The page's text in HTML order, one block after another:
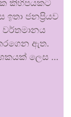
කිහිපයකට
ඉතා ජනප්‍රියව
වර්තමානය
ඇත.
ලෙස …